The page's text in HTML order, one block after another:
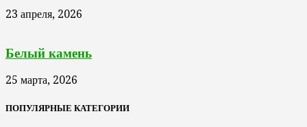
23 апреля, 2026
Белый камень
25 марта, 2026
ПОПУЛЯРНЫЕ КАТЕГОРИИ